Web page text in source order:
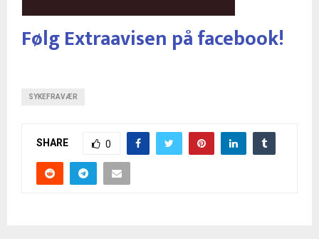
Følg Extraavisen på facebook!
SYKEFRAVÆR
SHARE 0